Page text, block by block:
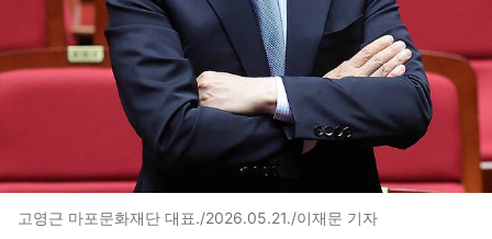
고영근 마포문화재단 대표./2026.05.21./이재문 기자